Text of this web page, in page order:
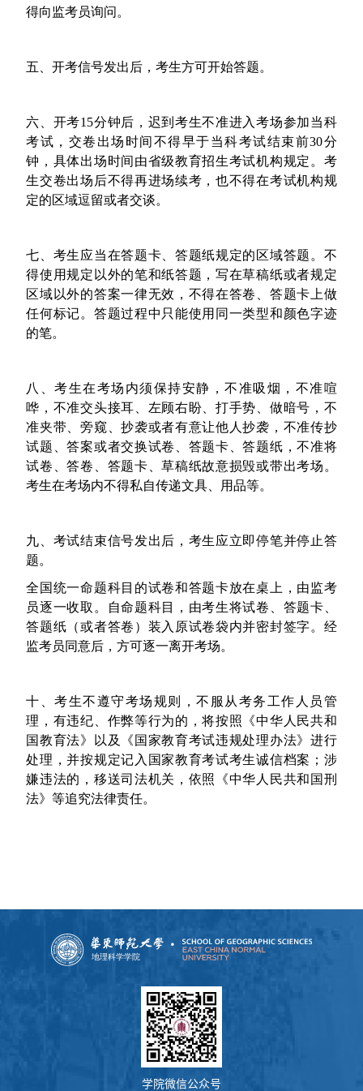
得向监考员询问。
五、开考信号发出后，考生方可开始答题。
六、开考15分钟后，迟到考生不准进入考场参加当科
考试，交卷出场时间不得早于当科考试结束前30分
钟，具体出场时间由省级教育招生考试机构规定。考
生交卷出场后不得再进场续考，也不得在考试机构规
定的区域逗留或者交谈。
七、考生应当在答题卡、答题纸规定的区域答题。不
得使用规定以外的笔和纸答题，写在草稿纸或者规定
区域以外的答案一律无效，不得在答卷、答题卡上做
任何标记。答题过程中只能使用同一类型和颜色字迹
的笔。
八、考生在考场内须保持安静，不准吸烟，不准喧
哗，不准交头接耳、左顾右盼、打手势、做暗号，不
准夹带、旁窥、抄袭或者有意让他人抄袭，不准传抄
试题、答案或者交换试卷、答题卡、答题纸，不准将
试卷、答卷、答题卡、草稿纸故意损毁或带出考场。
考生在考场内不得私自传递文具、用品等。
九、考试结束信号发出后，考生应立即停笔并停止答
题。
全国统一命题科目的试卷和答题卡放在桌上，由监考
员逐一收取。自命题科目，由考生将试卷、答题卡、
答题纸（或者答卷）装入原试卷袋内并密封签字。经
监考员同意后，方可逐一离开考场。
十、考生不遵守考场规则，不服从考务工作人员管
理，有违纪、作弊等行为的，将按照《中华人民共和
国教育法》以及《国家教育考试违规处理办法》进行
处理，并按规定记入国家教育考试考生诚信档案；涉
嫌违法的，移送司法机关，依照《中华人民共和国刑
法》等追究法律责任。
学院微信公众号